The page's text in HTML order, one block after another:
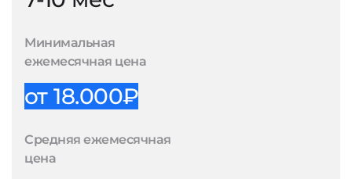
Минимальная
ежемесячная цена
от 18.000₽
Средняя ежемесячная
цена